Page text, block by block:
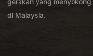
gerakan yang
di Malaysia.